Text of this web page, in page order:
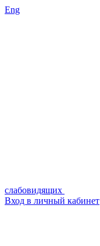
Eng
слабовидящих
Вход в личный кабинет